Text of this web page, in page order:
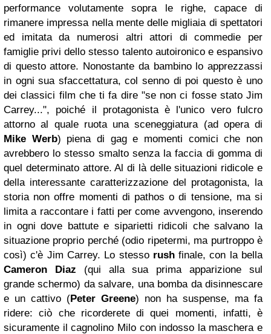
performance volutamente sopra le righe, capace di
rimanere impressa nella mente delle migliaia di spettatori
ed imitata da numerosi altri attori di commedie per
famiglie privi dello stesso talento autoironico e espansivo
di questo attore. Nonostante da bambino lo apprezzassi
in ogni sua sfaccettatura, col senno di poi questo è uno
dei classici film che ti fa dire "se non ci fosse stato Jim
Carrey...", poiché il protagonista è l'unico vero fulcro
attorno al quale ruota una sceneggiatura (ad opera di
Mike Werb) piena di gag e momenti comici che non
avrebbero lo stesso smalto senza la faccia di gomma di
quel determinato attore. Al di là delle situazioni ridicole e
della interessante caratterizzazione del protagonista, la
storia non offre momenti di pathos o di tensione, ma si
limita a raccontare i fatti per come avvengono, inserendo
in ogni dove battute e siparietti ridicoli che salvano la
situazione proprio perché (odio ripetermi, ma purtroppo è
così) c'è Jim Carrey. Lo stesso rushfinale, con la bella
Cameron Diaz (qui alla sua prima apparizione sul
grande schermo) da salvare, una bomba da disinnescare
e un cattivo (Peter Greene) non ha suspense, ma fa
ridere: ciò che ricorderete di quei momenti, infatti, è
sicuramente il cagnolino Milo con indosso la maschera e